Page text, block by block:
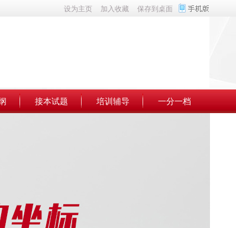
设为主页 加入收藏 保存到桌面
接本试题 培训辅导 一分一档